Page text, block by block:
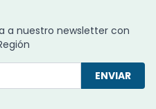
a nuestro newsletter con
ENVIAR